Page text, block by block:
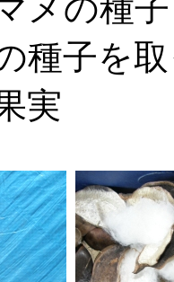
メの種子
種子を
実